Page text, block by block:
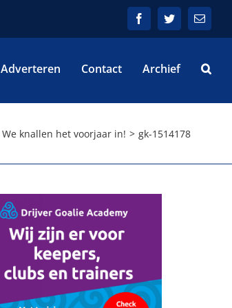
FacebookTwitterE-
mail
Adverteren Contact Archief
We knallen het voorjaar in! gk-1514178